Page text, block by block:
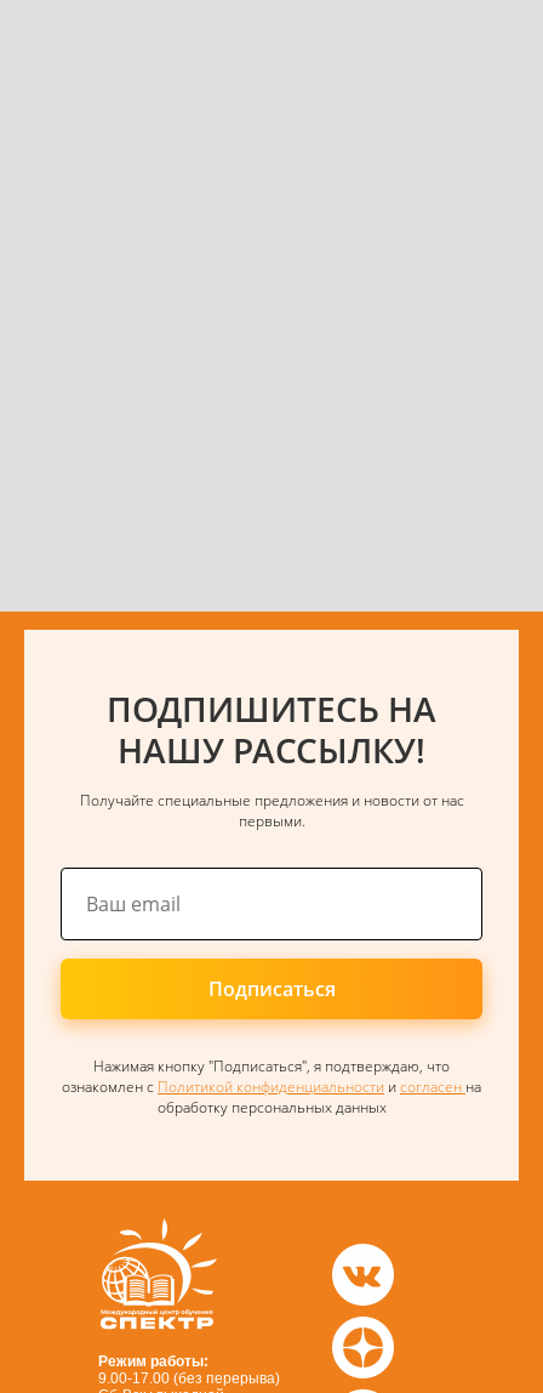
ПОДПИШИТЕСЬ НА
НАШУ РАССЫЛКУ!
Получайте специальные предложения и новости от нас
первыми.
Подписаться
Нажимая кнопку "Подписаться", я подтверждаю, что
ознакомлен с Политикой конфиденциальности исогласен на
обработку персональных данных
Режим работы:
9.00-17.00 (без перерыва)